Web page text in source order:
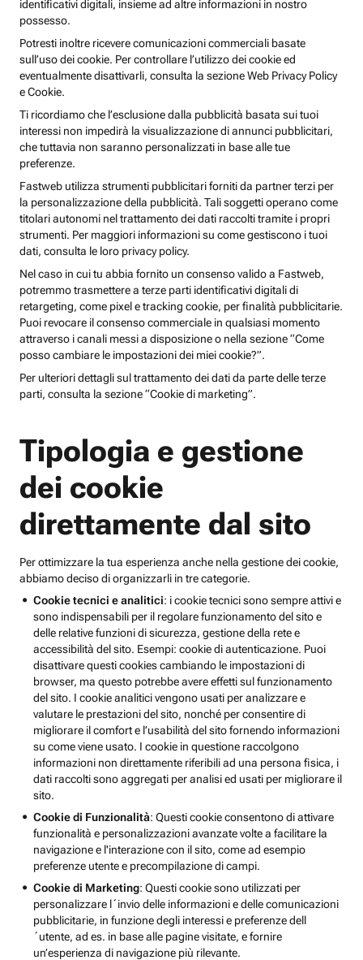
identificativi digitali, insieme ad altre informazioni in nostro
possesso.
Potresti inoltre ricevere comunicazioni commerciali basate
sull’uso dei cookie. Per controllare l’utilizzo dei cookie ed
eventualmente disattivarli, consulta la sezione Web Privacy Policy
e Cookie.
Ti ricordiamo che l’esclusione dalla pubblicità basata sui tuoi
interessi non impedirà la visualizzazione di annunci pubblicitari,
che tuttavia non saranno personalizzati in base alle tue
preferenze.
Fastweb utilizza strumenti pubblicitari forniti da partner terzi per
la personalizzazione della pubblicità. Tali soggetti operano come
titolari autonomi nel trattamento dei dati raccolti tramite i propri
strumenti. Per maggiori informazioni su come gestiscono i tuoi
dati, consulta le loro privacy policy.
Nel caso in cui tu abbia fornito un consenso valido a Fastweb,
potremmo trasmettere a terze parti identificativi digitali di
retargeting, come pixel e tracking cookie, per finalità pubblicitarie.
Puoi revocare il consenso commerciale in qualsiasi momento
attraverso i canali messi a disposizione o nella sezione “Come
posso cambiare le impostazioni dei miei cookie?”.
Per ulteriori dettagli sul trattamento dei dati da parte delle terze
parti, consulta la sezione “Cookie di marketing”.
Tipologia e gestione
dei cookie
direttamente dal sito
Per ottimizzare la tua esperienza anche nella gestione dei cookie,
abbiamo deciso di organizzarli in tre categorie.
Cookie tecnici e analitici: i cookie tecnici sono sempre attivi e
sono indispensabili per il regolare funzionamento del sito e
delle relative funzioni di sicurezza, gestione della rete e
accessibilità del sito. Esempi: cookie di autenticazione. Puoi
disattivare questi cookies cambiando le impostazioni di
browser, ma questo potrebbe avere effetti sul funzionamento
del sito. I cookie analitici vengono usati per analizzare e
valutare le prestazioni del sito, nonché per consentire di
migliorare il comfort e l’usabilità del sito fornendo informazioni
su come viene usato. I cookie in questione raccolgono
informazioni non direttamente riferibili ad una persona fisica, i
dati raccolti sono aggregati per analisi ed usati per migliorare il
sito.
Cookie di Funzionalità: Questi cookie consentono di attivare
funzionalità e personalizzazioni avanzate volte a facilitare la
navigazione e l'interazione con il sito, come ad esempio
preferenze utente e precompilazione di campi.
Cookie di Marketing: Questi cookie sono utilizzati per
personalizzare l´invio delle informazioni e delle comunicazioni
pubblicitarie, in funzione degli interessi e preferenze dell
´utente, ad es. in base alle pagine visitate, e fornire
un’esperienza di navigazione più rilevante.